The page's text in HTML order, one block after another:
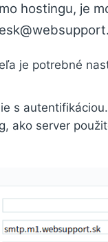
hostingu, je
je potrebné
s
ako server